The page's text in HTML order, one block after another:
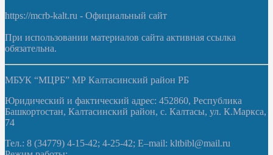
https://mcrb-kalt.ru - Официальный сайт
При использовании материалов сайта активная ссылка
обязательна.
МБУК “МЦРБ” МР Калтасинский район РБ
Юридический и фактический адрес: 452860, Республика
Башкортостан, Калтасинский район, с. Калтасы, ул. К.Маркса,
74
Тел.: 8 (34779) 4-15-42; 4-25-42; E–mail: kltbibl@mail.ru